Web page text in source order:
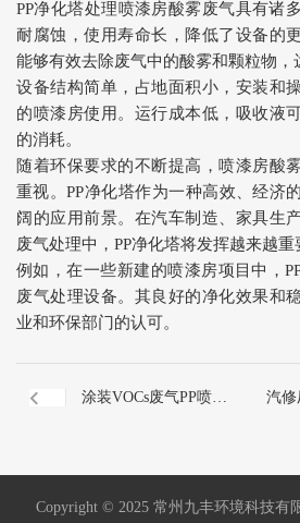
PP净化塔处理喷漆房酸雾废气具有诸
耐腐蚀，使用寿命长，降低了设备的
能够有效去除废气中的酸雾和颗粒物，
设备结构简单，占地面积小，安装和
的喷漆房使用。运行成本低，吸收液
的消耗。
随着环保要求的不断提高，喷漆房酸
重视。PP净化塔作为一种高效、经济
阔的应用前景。在汽车制造、家具生
废气处理中，PP净化塔将发挥越来越重
例如，在一些新建的喷漆房项目中，
废气处理设备。其良好的净化效果和
业和环保部门的认可。
涂装VOCs废气PP喷淋 汽修
Copyright © 2025 常州九丰环境科技有